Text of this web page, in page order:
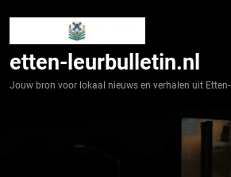
etten-leurbulletin.nl
Jouw bron voor lokaal nieuws en verhalen uit Etten-